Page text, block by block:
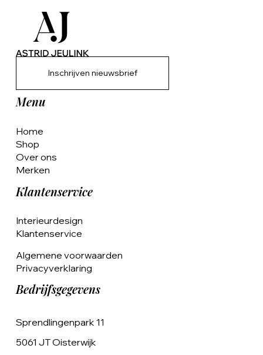
Inschrijven nieuwsbrief
Menu
Home
Shop
Over ons
Merken
Klantenservice
Interieurdesign
Klantenservice
Algemene voorwaarden
Privacyverklaring
Bedrijfsgegevens
Sprendlingenpark 11
5061 JT Oisterwijk